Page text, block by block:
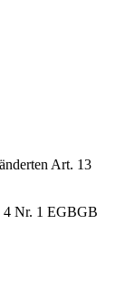
Art. 13
4 Nr. 1 EGBGB